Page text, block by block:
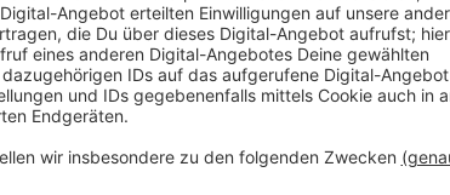
Anzeige
Jugendliche und pornografische Inhalte